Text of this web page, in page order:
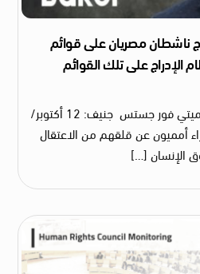
ناشطان مصريان على قوائم
الإدراج على تلك القوائم
خبر صحفي ترجمة وتحرير: كوميتي فور جستس جنيف: 12 أكتوبر/
أعرب خبراء أمميون عن قلقهم من الاعتقال
الإنسان […]